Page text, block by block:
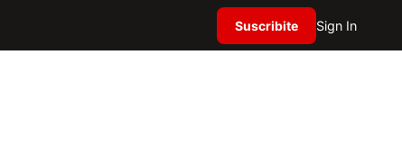
Suscribite Sign In